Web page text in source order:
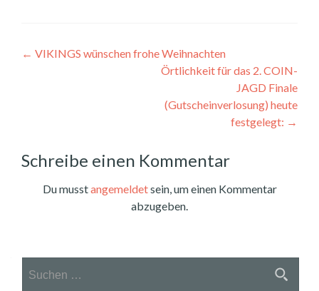
Beitragsnavigation
← VIKINGS wünschen frohe Weihnachten
Örtlichkeit für das 2. COIN-
JAGD Finale
(Gutscheinverlosung) heute
festgelegt: →
Schreibe einen Kommentar
Du musstangemeldetsein, um einen Kommentar
abzugeben.
nach: